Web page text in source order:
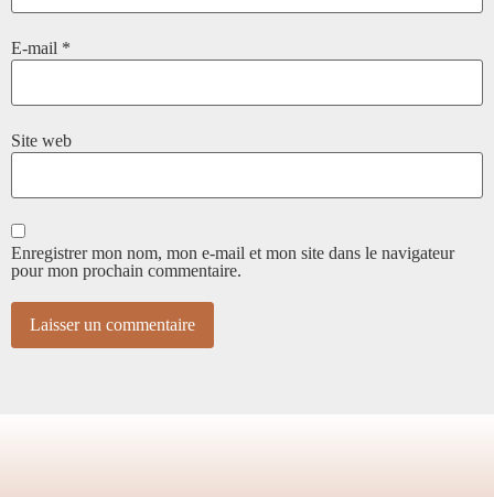
E-mail *
Site web
Enregistrer mon nom, mon e-mail et mon site dans le navigateur
pour mon prochain commentaire.